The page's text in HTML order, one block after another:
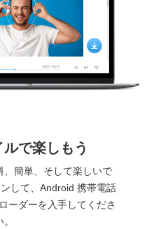
で楽しもう
簡単、そして楽しいで
して、Android 携帯電話
ーダーを入手してくださ
。